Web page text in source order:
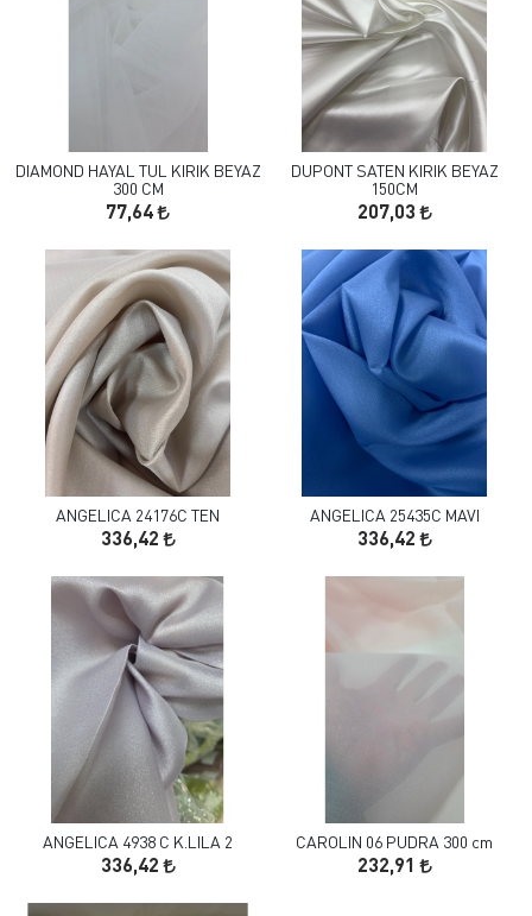
DIAMOND HAYAL TUL KIRIK BEYAZ
300 CM
77,64
DUPONT SATEN KIRIK BEYAZ
150CM
207,03
ANGELICA 24176C TEN
336,42
ANGELICA 25435C MAVI
336,42
ANGELICA 4938 C K.LILA 2
336,42
CAROLIN 06 PUDRA 300 cm
232,91